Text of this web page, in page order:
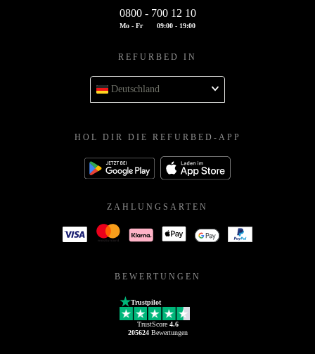
0800 - 700 12 10
Mo - Fr 09:00 - 19:00
REFURBED IN
Deutschland
HOL DIR DIE REFURBED-APP
ZAHLUNGSARTEN
BEWERTUNGEN
Trustpilot
TrustScore 4.6
205624Bewertungen